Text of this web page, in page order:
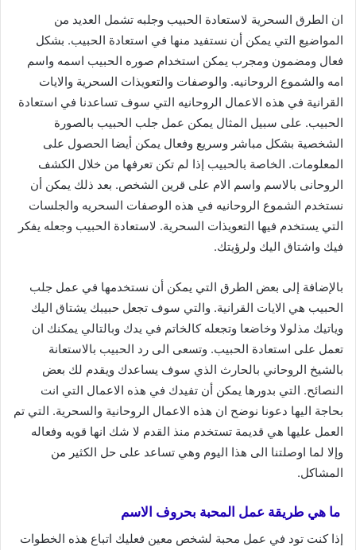
ان الطرق السحرية لاستعادة الحبيب وجلبه تشمل العديد من
المواضيع التي يمكن أن نستفيد منها في استعادة الحبيب. بشكل
فعال ومضمون ومجرب يمكن استخدام صوره الحبيب اسمه واسم
امه والشموع الروحانيه. والوصفات والتعويذات السحرية والايات
القرانية في هذه الاعمال الروحانيه التي سوف تساعدنا في استعادة
الحبيب. على سبيل المثال يمكن عمل جلب الحبيب بالصورة
الشخصية بشكل مباشر وسريع وفعال يمكن أيضا الحصول على
المعلومات. الخاصة بالحبيب إذا لم تكن تعرفها من خلال الكشف
الروحانى بالاسم واسم الام على قرين الشخص. بعد ذلك يمكن أن
نستخدم الشموع الروحانيه في هذه الوصفات السحريه والجلسات
التي يستخدم فيها التعويذات السحرية. لاستعادة الحبيب وجعله يفكر
فيك واشتاق اليك ولرؤيتك.
بالإضافة إلى بعض الطرق التي يمكن أن نستخدمها في عمل جلب
الحبيب هي الايات القرانية. والتي سوف تجعل حبيبك يشتاق اليك
وياتيك مذلولا وخاضعا وتجعله كالخاتم في يدك وبالتالي يمكنك ان
تعمل على استعادة الحبيب. وتسعى الى رد الحبيب بالاستعانة
بالشيخ الروحاني بالحارث الذي سوف يساعدك ويقدم لك بعض
النصائح. التي بدورها يمكن أن تفيدك في هذه الاعمال التي انت
بحاجة اليها دعونا نوضح ان هذه الاعمال الروحانية والسحرية. التي تم
العمل عليها هي قديمة تستخدم منذ القدم لا شك انها قويه وفعاله
وإلا لما اوصلتنا الى هذا اليوم وهي تساعد على حل الكثير من
المشاكل.
ما هي طريقة عمل المحبة بحروف الاسم
إذا كنت تود في عمل محبة لشخص معين فعليك اتباع هذه الخطوات